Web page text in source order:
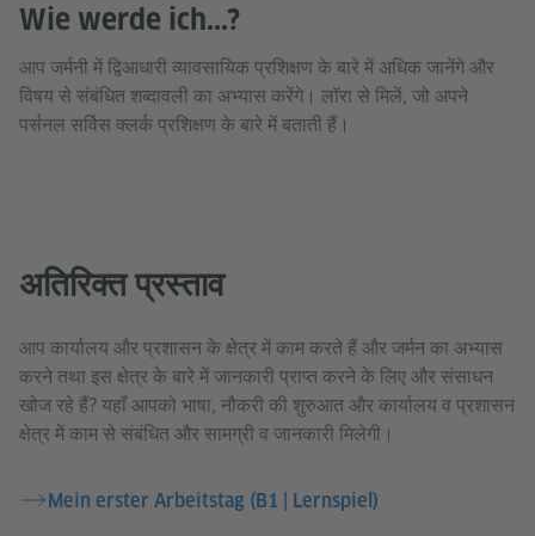
Wie werde ich...?
आप जर्मनी में द्विआधारी व्यावसायिक प्रशिक्षण के बारे में अधिक जानेंगे और
विषय से संबंधित शब्दावली का अभ्यास करेंगे। लॉरा से मिलें, जो अपने
पर्सनल सर्विस क्लर्क प्रशिक्षण के बारे में बताती हैं।
अतिरिक्त प्रस्ताव
आप कार्यालय और प्रशासन के क्षेत्र में काम करते हैं और जर्मन का अभ्यास
करने तथा इस क्षेत्र के बारे में जानकारी प्राप्त करने के लिए और संसाधन
खोज रहे हैं? यहाँ आपको भाषा, नौकरी की शुरुआत और कार्यालय व प्रशासन
क्षेत्र में काम से संबंधित और सामग्री व जानकारी मिलेगी।
Mein erster Arbeitstag (B1 | Lernspiel)